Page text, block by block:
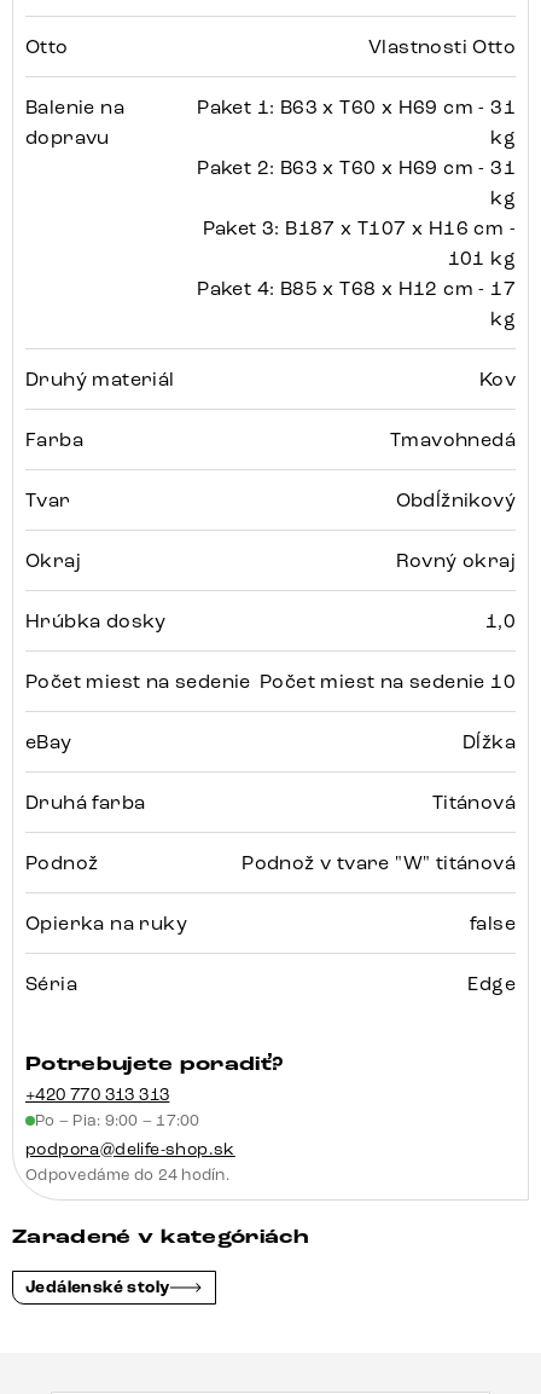
Otto Vlastnosti Otto
Balenie na
dopravu
Paket 1: B63 x T60 x H69 cm - 31
kg
Paket 2: B63 x T60 x H69 cm - 31
kg
Paket 3: B187 x T107 x H16 cm -
101 kg
Paket 4: B85 x T68 x H12 cm - 17
kg
Druhý materiál Kov
Farba Tmavohnedá
Tvar Obdĺžnikový
Okraj Rovný okraj
Hrúbka dosky 1,0
Počet miest na sedenie Počet miest na sedenie 10
eBay Dĺžka
Druhá farba Titánová
Podnož Podnož v tvare "W" titánová
Opierka na ruky false
Séria Edge
Potrebujete poradiť?
+420 770 313 313
Po – Pia: 9:00 – 17:00
podpora@delife-shop.sk
Odpovedáme do 24 hodín.
Zaradené v kategóriách
Jedálenské stoly